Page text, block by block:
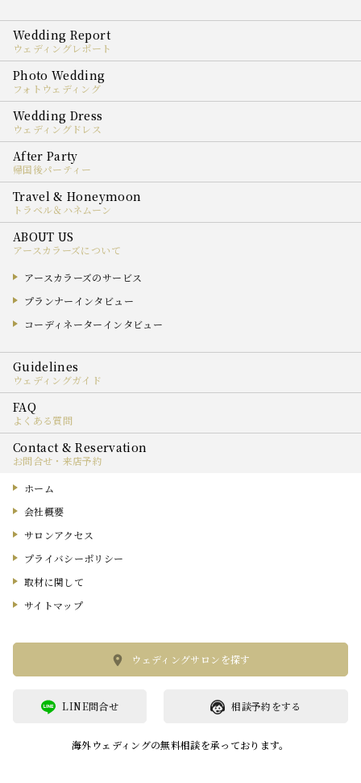
ウェディングレポート
フォトウェディング
ウェディングドレス
帰国後パーティー
トラベル＆ハネムーン
アースカラーズについて
アースカラーズのサービス
プランナーインタビュー
コーディネーターインタビュー
ウェディングガイド
よくある質問
お問合せ・来店予約
ホーム
会社概要
サロンアクセス
プライバシーポリシー
取材に関して
サイトマップ
ウェディングサロンを探す
相談予約をする
LINE問合せ
海外ウェディングの無料相談を承っております。